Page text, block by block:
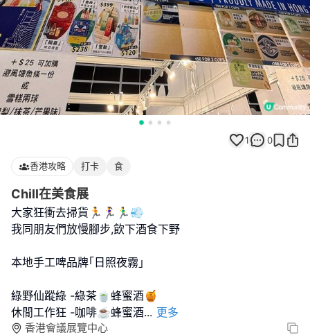
1 0
香港攻略 打卡 食
Chill在美食展
大家狂衝去掃貨🏃🏃‍♀️🏃‍♂️💨
我同朋友們放慢腳步,飲下酒食下野
本地手工啤品牌｢日照夜霧｣
綠野仙蹤綠 -綠茶🍵蜂蜜酒🍯
休閒工作狂 -咖啡☕️蜂蜜酒... 更多
香港會議展覽中心